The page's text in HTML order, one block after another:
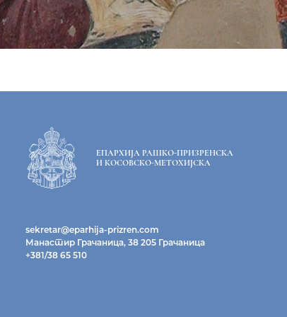
ЕПАРХИЈА РАШКО-ПРИЗРЕНСКА
И КОСОВСКО-МЕТОХИЈСКА
sekretar@eparhija-prizren.com
Манастир Грачаница, 38 205 Грачаница
+381/38 65 510